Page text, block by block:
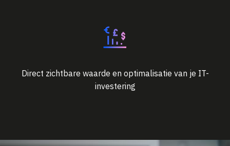
Direct zichtbare waarde en optimalisatie van je IT-
investering